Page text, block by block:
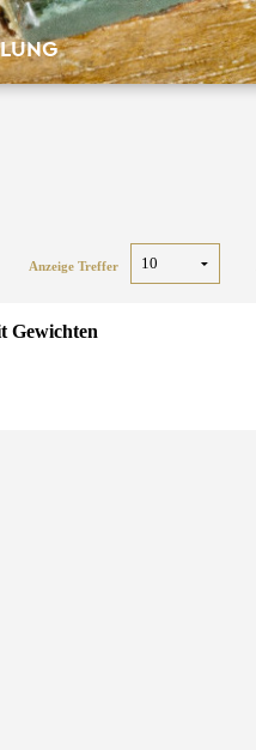
Anzeige Treffer
Gewichten